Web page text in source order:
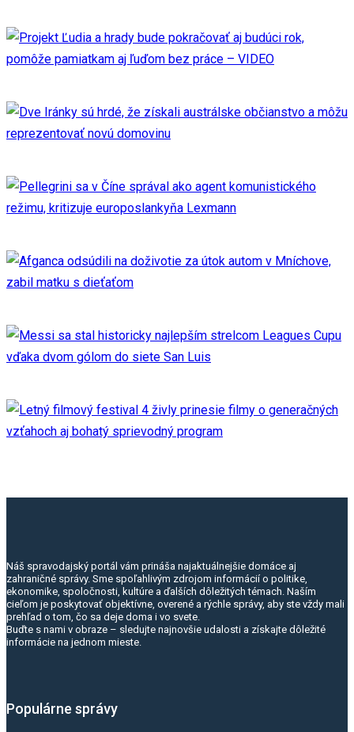
Náš spravodajský portál vám prináša najaktuálnejšie domáce aj
zahraničné správy. Sme spoľahlivým zdrojom informácií o politike,
ekonomike, spoločnosti, kultúre a ďalších dôležitých témach. Naším
cieľom je poskytovať objektívne, overené a rýchle správy, aby ste vždy mali
prehľad o tom, čo sa deje doma i vo svete.
Buďte s nami v obraze – sledujte najnovšie udalosti a získajte dôležité
informácie na jednom mieste.
Populárne správy